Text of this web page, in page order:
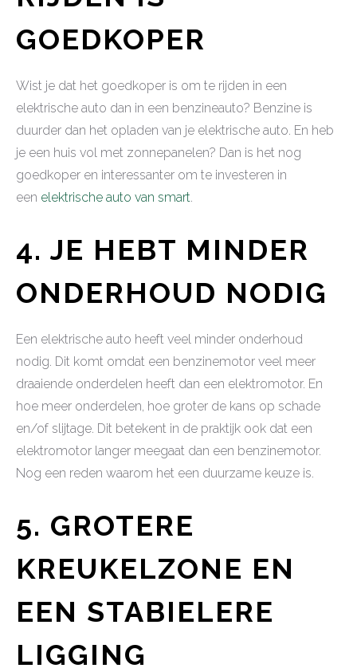
GOEDKOPER
Wist je dat het goedkoper is om te rijden in een
elektrische auto dan in een benzineauto? Benzine is
duurder dan het opladen van je elektrische auto. En heb
je een huis vol met zonnepanelen? Dan is het nog
goedkoper en interessanter om te investeren in
een elektrische auto van smart.
4. JE HEBT MINDER
ONDERHOUD NODIG
Een elektrische auto heeft veel minder onderhoud
nodig. Dit komt omdat een benzinemotor veel meer
draaiende onderdelen heeft dan een elektromotor. En
hoe meer onderdelen, hoe groter de kans op schade
en/of slijtage. Dit betekent in de praktijk ook dat een
elektromotor langer meegaat dan een benzinemotor.
Nog een reden waarom het een duurzame keuze is.
5. GROTERE
KREUKELZONE EN
EEN STABIELERE
LIGGING